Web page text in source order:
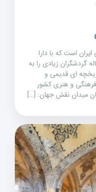
است که با دارا
گردشگران زیادی را به
ای قدیمی و
فرهنگی و هنری کشور
میدان نقش جهان: […]